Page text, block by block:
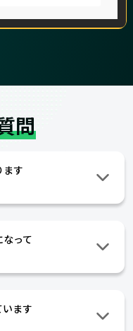
問
ます
って
ます